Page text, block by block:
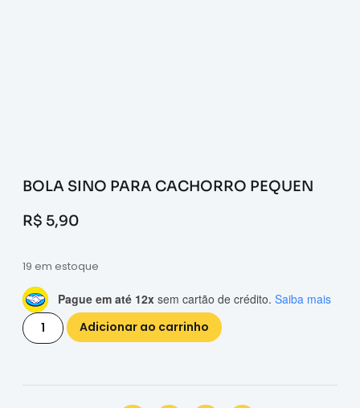
BOLA SINO PARA CACHORRO PEQUEN
R$ 5,90
19 em estoque
Pague em até 12x sem cartão de crédito. Saiba mais
Adicionar ao carrinho